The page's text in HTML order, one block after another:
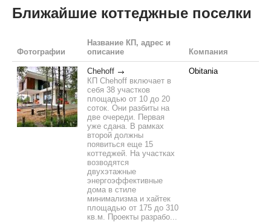
Ближайшие коттеджные поселки
Фотографии
Название КП, адрес и
описание
Компания
Chehoff
КП Chehoff включает в
себя 38 участков
площадью от 10 до 20
соток. Они разбиты на
две очереди. Первая
уже сдана. В рамках
второй должны
появиться еще 15
коттеджей. На участках
возводятся
двухэтажные
энергоэффективные
дома в стиле
минимализма и хайтек
площадью от 175 до 310
кв.м. Проекты разрабо...
Obitania